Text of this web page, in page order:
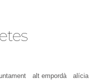
alt empordà
alícia